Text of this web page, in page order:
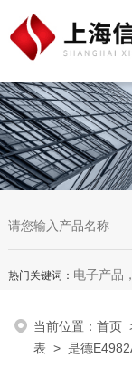
热门关键词： 电子产品
当前位置：首页
表 > 是德